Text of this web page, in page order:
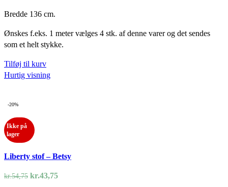
Bredde 136 cm.
Ønskes f.eks. 1 meter vælges 4 stk. af denne varer og det sendes
som et helt stykke.
Tilføj til kurv
Hurtig visning
-20%
Ikke på
lager
Liberty stof – Betsy
kr.54,75 Den
kr.43,75Den